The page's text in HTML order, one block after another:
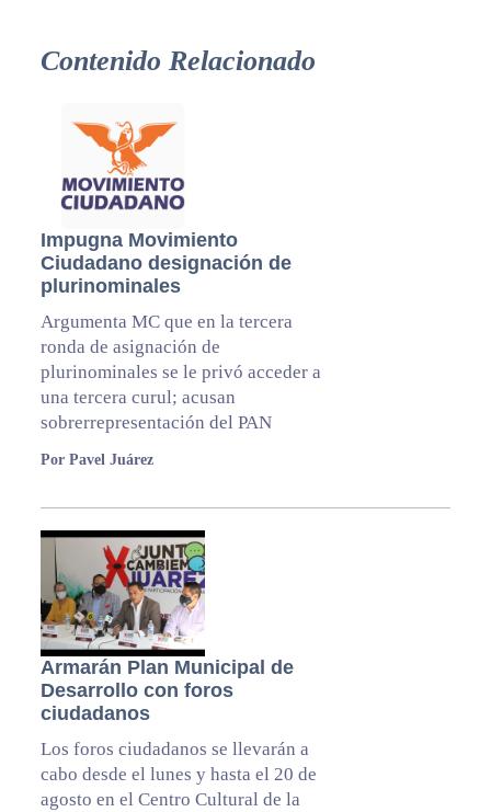
Contenido Relacionado
Impugna Movimiento
Ciudadano designación de
plurinominales
Argumenta MC que en la tercera
ronda de asignación de
plurinominales se le privó acceder a
una tercera curul; acusan
sobrerrepresentación del PAN
Por Pavel Juárez
Armarán Plan Municipal de
Desarrollo con foros
ciudadanos
Los foros ciudadanos se llevarán a
cabo desde el lunes y hasta el 20 de
agosto en el Centro Cultural de la